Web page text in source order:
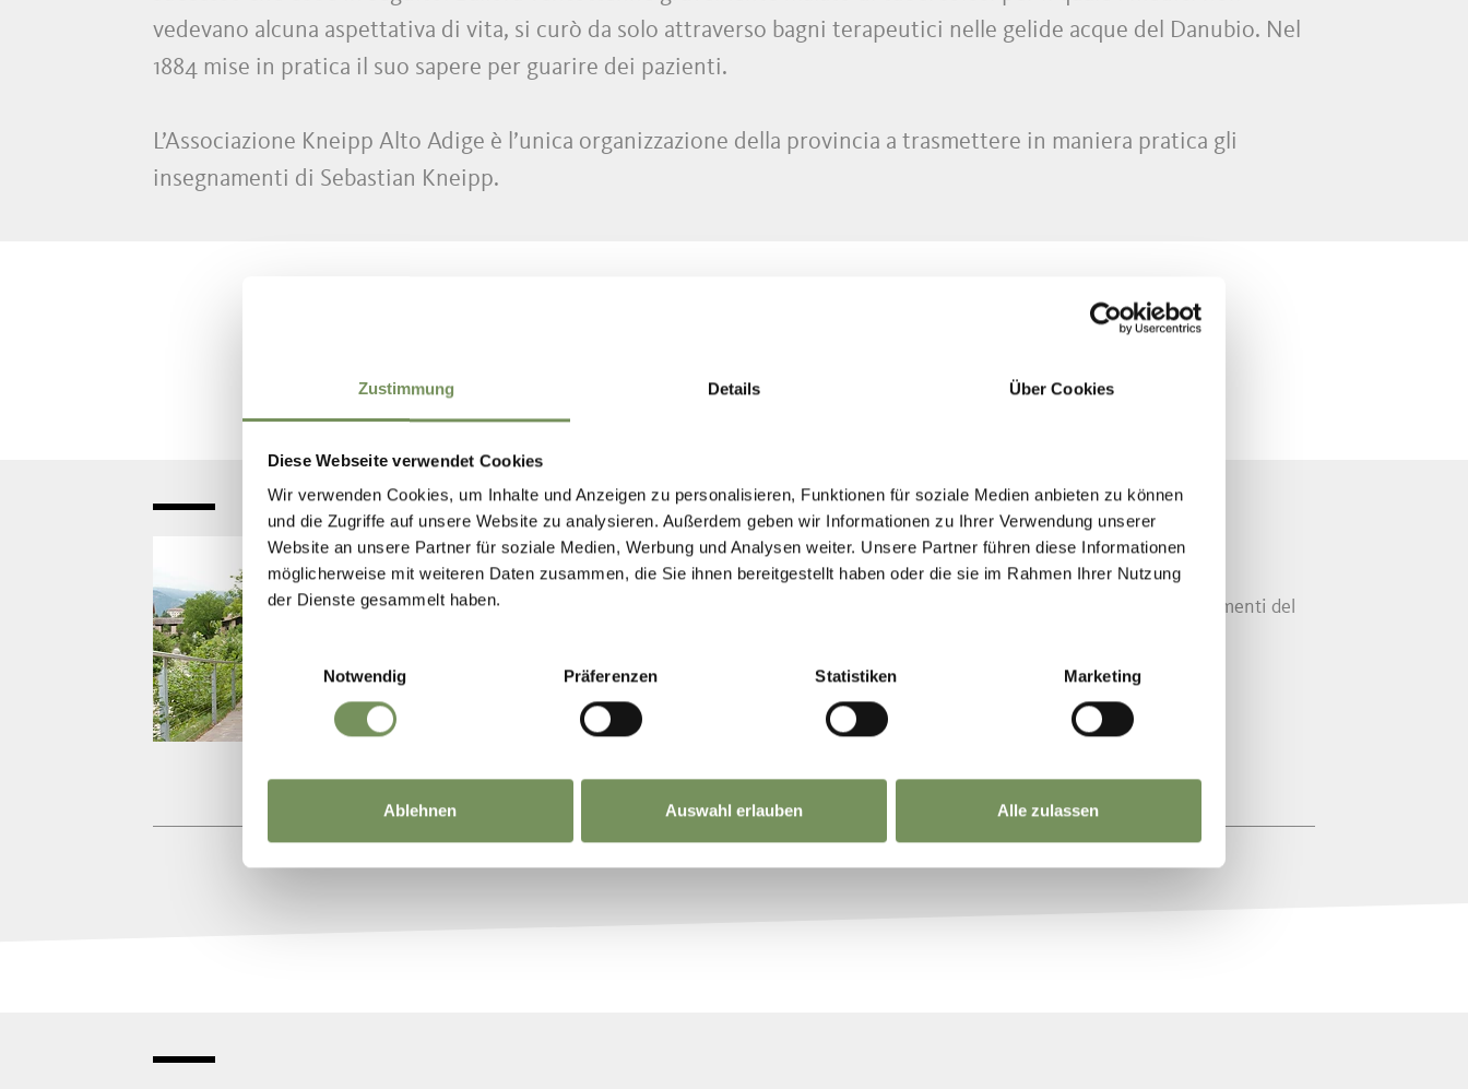
Zustimmung Details Über Cookies
Diese Webseite verwendet Cookies
Wir verwenden Cookies, um Inhalte und Anzeigen zu personalisieren, Funktionen für soziale Medien anbieten zu können
und die Zugriffe auf unsere Website zu analysieren. Außerdem geben wir Informationen zu Ihrer Verwendung unserer
Website an unsere Partner für soziale Medien, Werbung und Analysen weiter. Unsere Partner führen diese Informationen
möglicherweise mit weiteren Daten zusammen, die Sie ihnen bereitgestellt haben oder die sie im Rahmen Ihrer Nutzung
der Dienste gesammelt haben.
Einwilligungsauswahl
Notwendig
Präferenzen Statistiken Marketing
Ablehnen Auswahl erlauben Alle zulassen
vedevano alcuna aspettativa di vita, si curò da solo attraverso bagni terapeutici nelle gelide acque del Danubio. Nel
1884 mise in pratica il suo sapere per guarire dei pazienti.
L’Associazione Kneipp Alto Adige è l’unica organizzazione della provincia a trasmettere in maniera pratica gli
insegnamenti di Sebastian Kneipp.
IMPIANTO KNEIPP A PRISSIANO
Visitando l’ impianto Kneipp a Prissiano si raccolgono informazioni interessanti sugli insegnamenti del
+39 0473 920822
info@tisensprissian.com
www.tisensprissian.com
LEGGI DI PIÙ